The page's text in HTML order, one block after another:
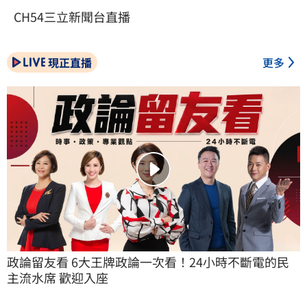
CH54三立新聞台直播
現正直播 更多
政論留友看 6大王牌政論一次看！24小時不斷電的民
主流水席 歡迎入座